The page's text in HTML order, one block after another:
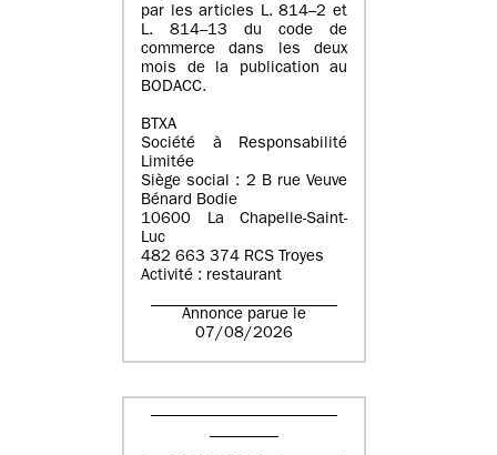
par les articles L. 814–2 et
L. 814–13 du code de
commerce dans les deux
mois de la publication au
BODACC.
BTXA
Société à Responsabilité
Limitée
Siège social : 2 B rue Veuve
Bénard Bodie
10600 La Chapelle-Saint-
Luc
482 663 374 RCS Troyes
Activité : restaurant
Annonce parue le
07/08/2026